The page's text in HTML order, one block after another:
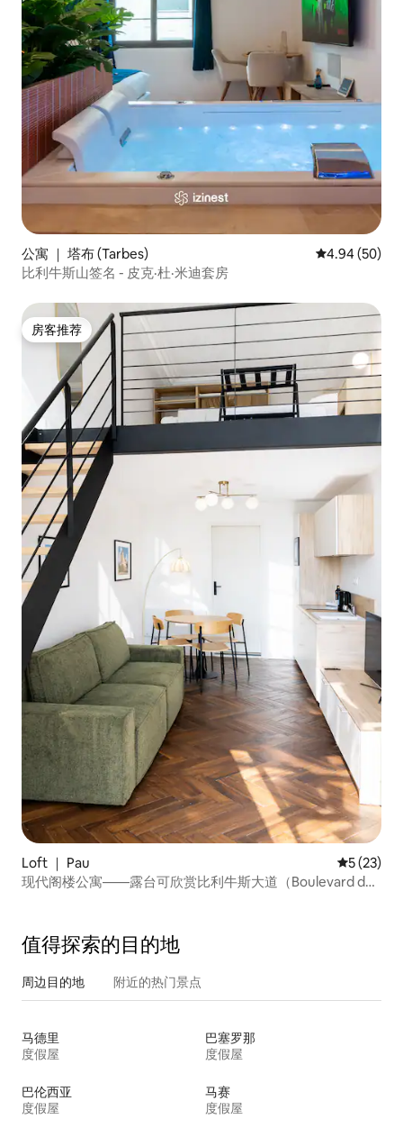
公寓 ｜ 塔布 (Tarbes) 平均评分 4.94
4.94 (50)
比利牛斯山签名 - 皮克·杜·米迪套房
房客推荐
房客推荐
Loft ｜ Pau 平均评分
5 (23)
现代阁楼公寓——露台可欣赏比利牛斯大道（Boulevard des
值得探索的目的地
周边目的地 附近的热门景点
马德里
度假屋
巴塞罗那
度假屋
巴伦西亚
度假屋
马赛
度假屋